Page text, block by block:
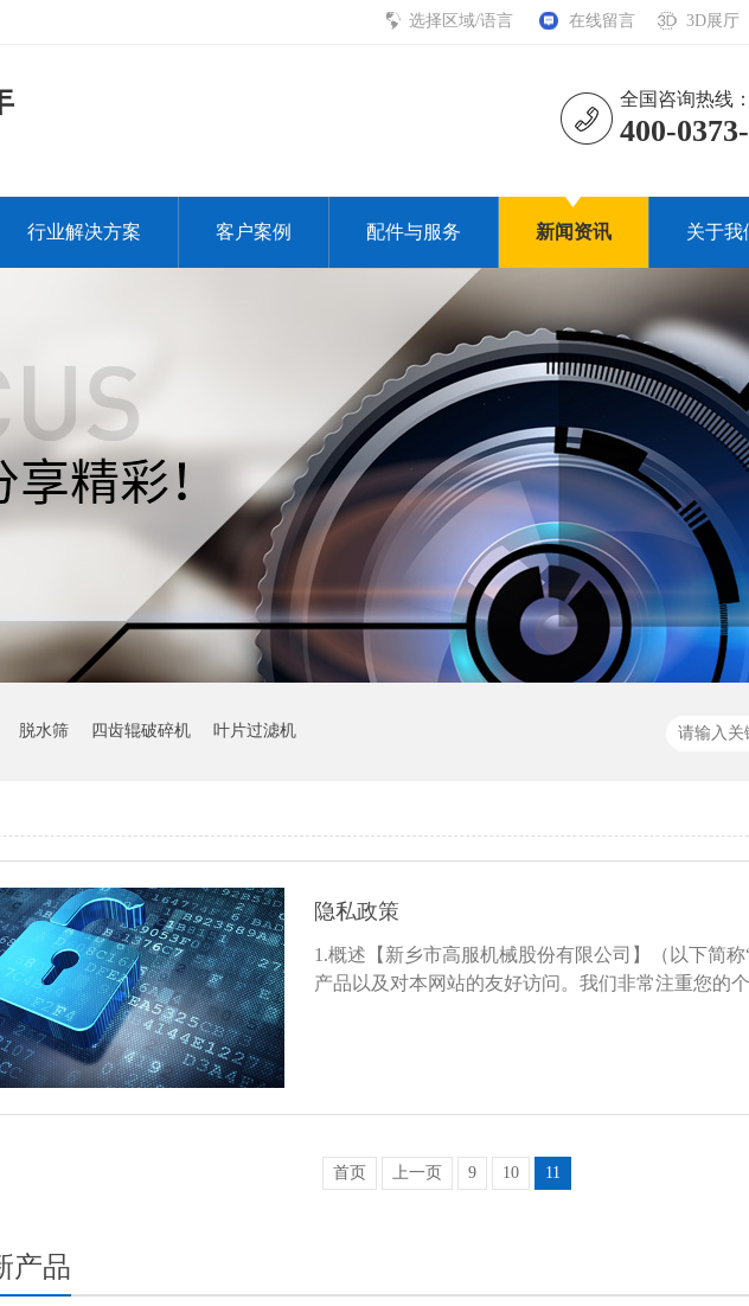
选择区域/语言 在线留言 3D展厅
全国咨询热线：
400-
行业解决方案 客户案例 配件与服务 新闻资讯 关于我
脱水筛 四齿辊破碎机 叶片过滤机
隐私政策
1.概述【新乡市高服机械股份有限公司】（以下简
产品以及对本网站的友好访问。我们非常注重您的
首页 上一页 9 10 11
产品